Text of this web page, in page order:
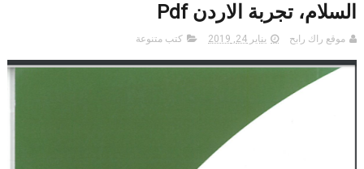
السلام، تجربة الاردن Pdf
موقع راك رابح يناير 24, 2019 كتب متنوعة